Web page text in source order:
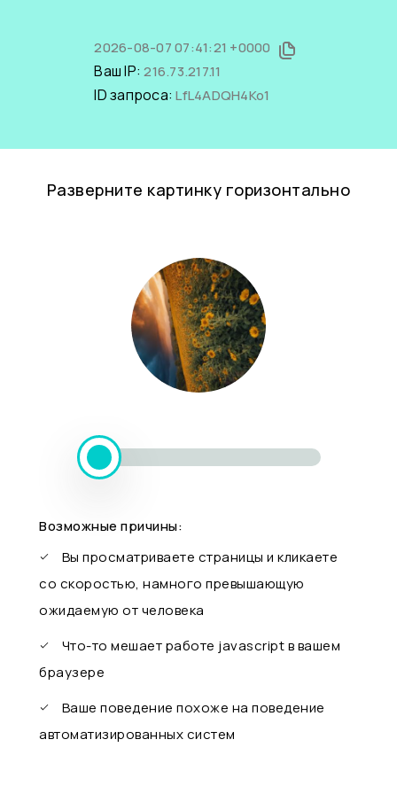
2026-08-07 07:41:21 +0000
Ваш IP:216.73.217.11
ID запроса:LfL4ADQH4Ko1
Разверните картинку горизонтально
Возможные причины:
Вы просматриваете страницы и кликаете
со скоростью, намного превышающую
ожидаемую от человека
Что-то мешает работе javascript в вашем
браузере
Ваше поведение похоже на поведение
автоматизированных систем